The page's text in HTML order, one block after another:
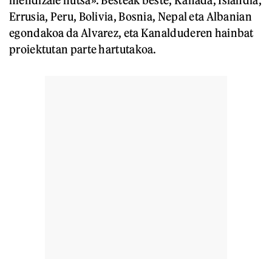
Errusia, Peru, Bolivia, Bosnia, Nepal eta Albanian
egondakoa da Alvarez, eta Kanalduderen hainbat
proiektutan parte hartutakoa.